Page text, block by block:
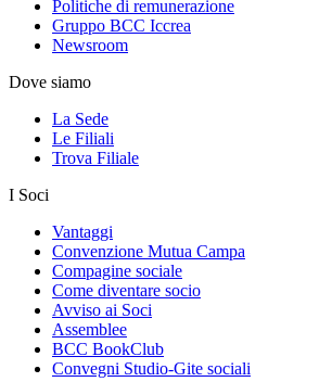
Politiche di remunerazione
Gruppo BCC Iccrea
Newsroom
Dove siamo
La Sede
Le Filiali
Trova Filiale
I Soci
Vantaggi
Convenzione Mutua Campa
Compagine sociale
Come diventare socio
Avviso ai Soci
Assemblee
BCC BookClub
Convegni Studio-Gite sociali